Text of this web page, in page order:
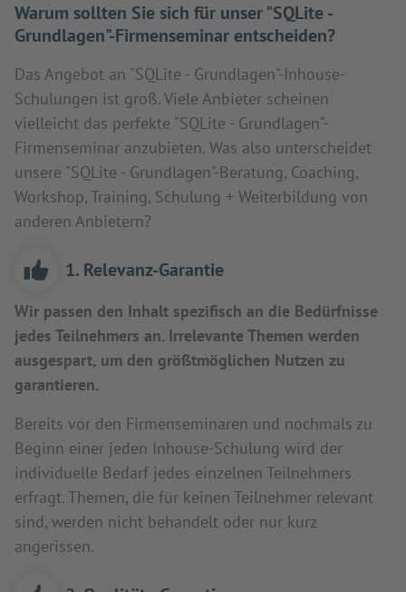
Warum sollten Sie sich für unser "SQLite -
Grundlagen"-Firmenseminar entscheiden?
Das Angebot an "SQLite - Grundlagen"-Inhouse-
Schulungen ist groß. Viele Anbieter scheinen
vielleicht das perfekte "SQLite - Grundlagen"-
Firmenseminar anzubieten. Was also unterscheidet
unsere "SQLite - Grundlagen"-Beratung, Coaching,
Workshop, Training, Schulung + Weiterbildung von
anderen Anbietern?
1. Relevanz-Garantie
Wir passen den Inhalt spezifisch an die Bedürfnisse
jedes Teilnehmers an. Irrelevante Themen werden
ausgespart, um den größtmöglichen Nutzen zu
garantieren.
Bereits vor den Firmenseminaren und nochmals zu
Beginn einer jeden Inhouse-Schulung wird der
individuelle Bedarf jedes einzelnen Teilnehmers
erfragt. Themen, die für keinen Teilnehmer relevant
sind, werden nicht behandelt oder nur kurz
angerissen.